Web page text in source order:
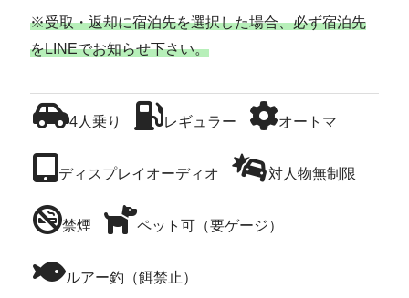
※受取・返却に宿泊先を選択した場合、必ず宿泊先
をLINEでお知らせ下さい。
4人乗り レギュラー オートマ
ディスプレイオーディオ 対人物無制限
禁煙 ペット可（要ゲージ）
ルアー釣（餌禁止）